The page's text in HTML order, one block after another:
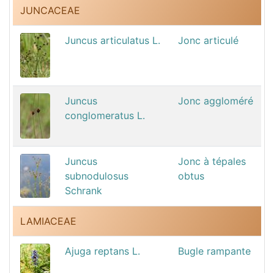
JUNCACEAE
Juncus articulatus L. Jonc articulé
Juncus
conglomeratus L.
Jonc aggloméré
Juncus
subnodulosus
Schrank
Jonc à tépales
obtus
LAMIACEAE
Ajuga reptans L. Bugle rampante